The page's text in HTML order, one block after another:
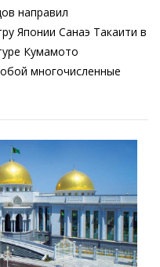
направил
Японии Санаэ Такаити в
Кумамото
многочисленные